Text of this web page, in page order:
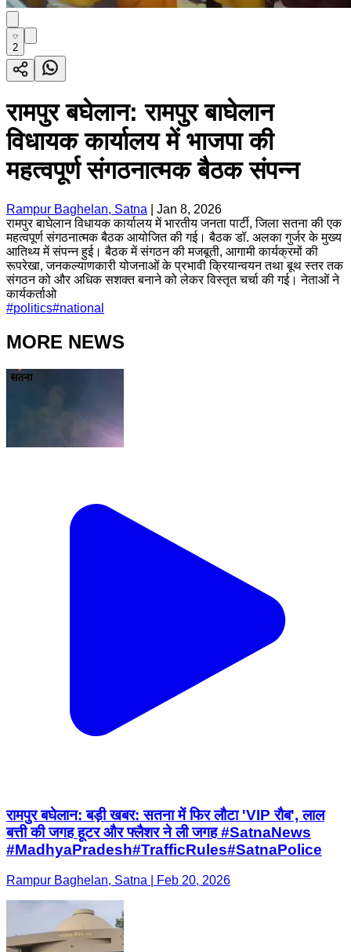
2
रामपुर बघेलान: रामपुर बाघेलान
विधायक कार्यालय में भाजपा की
महत्वपूर्ण संगठनात्मक बैठक संपन्न
Rampur Baghelan, Satna
Jan 8, 2026
रामपुर बाघेलान विधायक कार्यालय में भारतीय जनता पार्टी, जिला सतना की एक
महत्वपूर्ण संगठनात्मक बैठक आयोजित की गई। बैठक डॉ. अलका गुर्जर के मुख्य
आतिथ्य में संपन्न हुई। बैठक में संगठन की मजबूती, आगामी कार्यक्रमों की
रूपरेखा, जनकल्याणकारी योजनाओं के प्रभावी क्रियान्वयन तथा बूथ स्तर तक
संगठन को और अधिक सशक्त बनाने को लेकर विस्तृत चर्चा की गई। नेताओं ने
कार्यकर्ताओ
#politics#national
MORE NEWS
रामपुर बघेलान: ​बड़ी खबर: सतना में फिर लौटा 'VIP रौब', लाल
बत्ती की जगह हूटर और फ्लैशर ने ली जगह ​#SatnaNews ​
#MadhyaPradesh ​#TrafficRules ​#SatnaPolice
Rampur Baghelan, Satna | Feb 20, 2026